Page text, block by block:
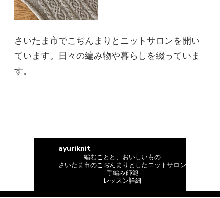
さいたま市でこぢんまりとニットサロンを開い
ています。日々の編み物や暮らしを綴っていま
す。
ayuriknit
編むことと、おいしいもの
さいたま市のこぢんまりとしたニットサロン
手編み師範
レッスン詳細